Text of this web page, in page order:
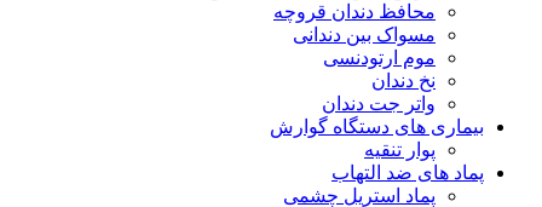
محافظ دندان قروچه
مسواک بین دندانی
موم ارتودنسی
نخ دندان
واتر جت دندان
بیماری های دستگاه گوارش
پوار تنقیه
پماد های ضد التهاب
پماد استریل چشمی